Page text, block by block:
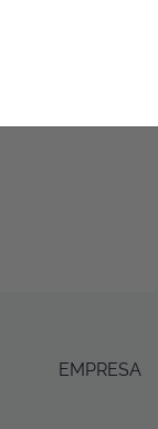
EMPRESA